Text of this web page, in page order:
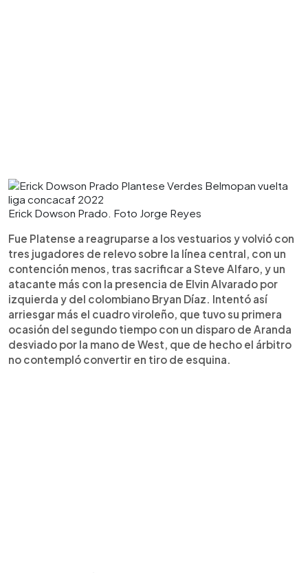
Erick Dowson Prado. Foto Jorge Reyes
Fue Platense a reagruparse a los vestuarios y volvió con
tres jugadores de relevo sobre la línea central, con un
contención menos, tras sacrificar a Steve Alfaro, y un
atacante más con la presencia de Elvin Alvarado por
izquierda y del colombiano Bryan Díaz. Intentó así
arriesgar más el cuadro viroleño, que tuvo su primera
ocasión del segundo tiempo con un disparo de Aranda
desviado por la mano de West, que de hecho el árbitro
no contempló convertir en tiro de esquina.